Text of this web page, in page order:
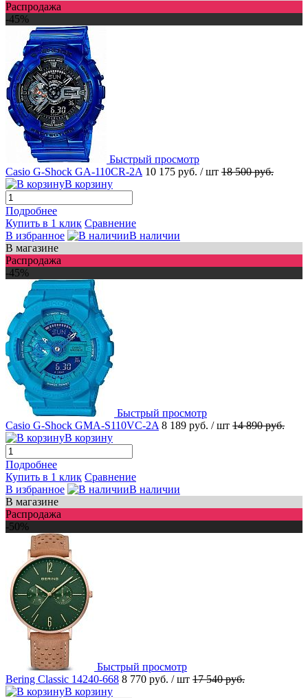
Распродажа
-45%
Быстрый просмотр
Casio G-Shock GA-110CR-2A 10 175 руб. / шт 18 500 руб.
В корзину
Подробнее
Купить в 1 клик Сравнение
В избранное
В наличии
В магазине
Распродажа
-45%
Быстрый просмотр
Casio G-Shock GMA-S110VC-2A 8 189 руб. / шт 14 890 руб.
В корзину
Подробнее
Купить в 1 клик Сравнение
В избранное
В наличии
В магазине
Распродажа
-50%
Быстрый просмотр
Bering Classic 14240-668 8 770 руб. / шт 17 540 руб.
В корзину